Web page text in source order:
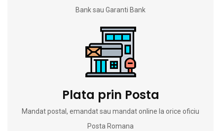
Bank sau Garanti Bank
Plata prin Posta
Mandat postal, emandat sau mandat online la orice oficiu
Posta Romana